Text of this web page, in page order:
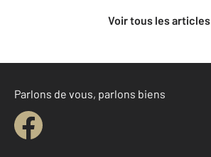
Voir tous les articles
Parlons de vous, parlons biens